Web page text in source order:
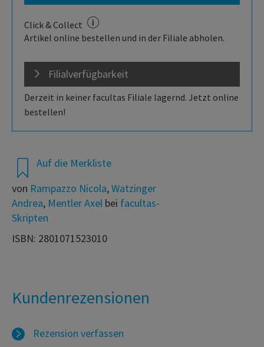
Click & Collect
Artikel online bestellen und in der Filiale abholen.
Filialverfügbarkeit
Derzeit in keiner facultas Filiale lagernd. Jetzt online
bestellen!
Auf die Merkliste
von Rampazzo Nicola,Watzinger
Andrea, Mentler Axel bei facultas-
Skripten
ISBN: 2801071523010
Kundenrezensionen
Rezension verfassen